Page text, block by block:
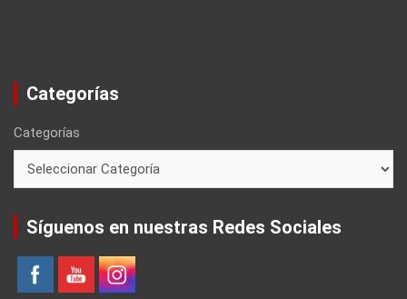
Categorías
Categorías
Síguenos en nuestras Redes Sociales